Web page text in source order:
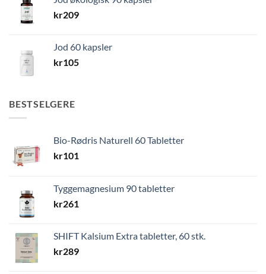
kr209
Jod 60 kapsler
kr105
BESTSELGERE
Bio-Rødris Naturell 60 Tabletter
kr101
Tyggemagnesium 90 tabletter
kr261
SHIFT Kalsium Extra tabletter, 60 stk.
kr289